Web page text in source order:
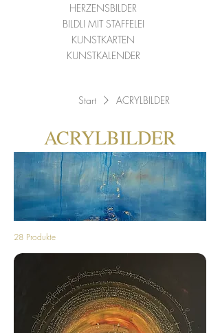
HERZENSBILDER
BILDLI MIT STAFFELEI
KUNSTKARTEN
KUNSTKALENDER
Start ACRYLBILDER
ACRYLBILDER
28 Produkte